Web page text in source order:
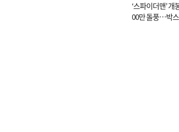
‘스파이더맨’ 개
00만 돌풍…박